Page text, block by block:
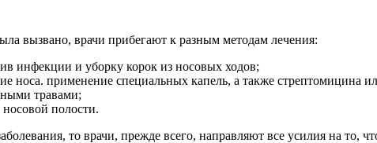
вызвано, врачи прибегают к разным методам лечения:
инфекции и уборку корок из носовых ходов;
носа. применение специальных капель, а также стрептомицина
травами;
полости.
то врачи, прежде всего, направляют все усилия на то,